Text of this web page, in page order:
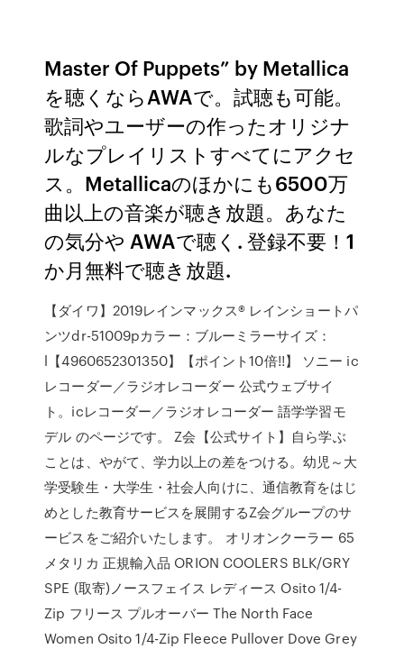
Master Of Puppets” by Metallica
を聴くならAWAで。試聴も可能。
歌詞やユーザーの作ったオリジナ
ルなプレイリストすべてにアクセ
ス。Metallicaのほかにも6500万
曲以上の音楽が聴き放題。あなた
の気分や AWAで聴く. 登録不要！1
か月無料で聴き放題.
【ダイワ】2019レインマックス® レインショートパ
ンツdr-51009pカラー：ブルーミラーサイズ：
l【4960652301350】【ポイント10倍!!】 ソニー ic
レコーダー／ラジオレコーダー 公式ウェブサイ
ト。icレコーダー／ラジオレコーダー 語学学習モ
デル のページです。 Z会【公式サイト】自ら学ぶ
ことは、やがて、学力以上の差をつける。幼児～大
学受験生・大学生・社会人向けに、通信教育をはじ
めとした教育サービスを展開するZ会グループのサ
ービスをご紹介いたします。 オリオンクーラー 65
メタリカ 正規輸入品 ORION COOLERS BLK/GRY
SPE (取寄)ノースフェイス レディース Osito 1/4-
Zip フリース プルオーバー The North Face
Women Osito 1/4-Zip Fleece Pullover Dove Grey